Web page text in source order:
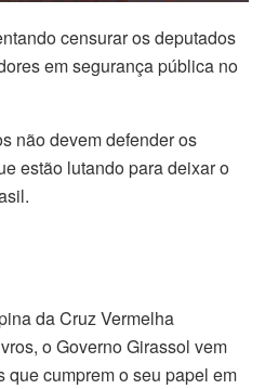
censurar os deputados
em segurança pública no
não devem defender os
estão lutando para deixar o
da Cruz Vermelha
o Governo Girassol vem
que cumprem o seu papel em